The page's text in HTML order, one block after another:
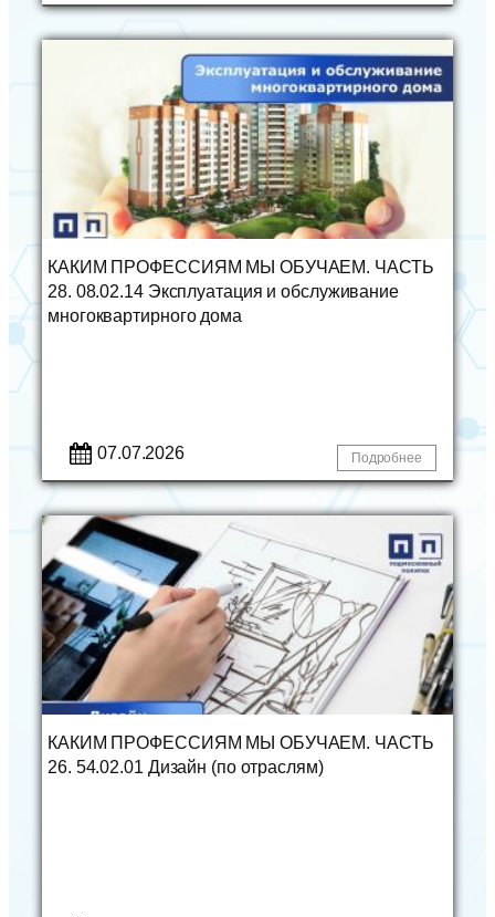
КАКИМ ПРОФЕССИЯМ МЫ ОБУЧАЕМ. ЧАСТЬ
28. 08.02.14 Эксплуатация и обслуживание
многоквартирного дома
07.07.2026 Подробнее
КАКИМ ПРОФЕССИЯМ МЫ ОБУЧАЕМ. ЧАСТЬ
26. 54.02.01 Дизайн (по отраслям)